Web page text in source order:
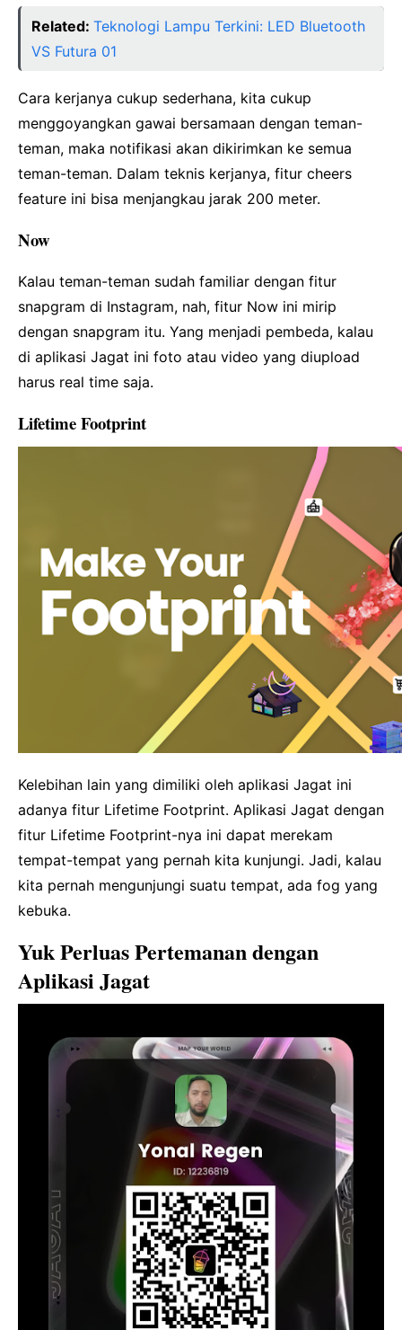
Related: Teknologi Lampu Terkini: LED Bluetooth
VS Futura 01
Cara kerjanya cukup sederhana, kita cukup
menggoyangkan gawai bersamaan dengan teman-
teman, maka notifikasi akan dikirimkan ke semua
teman-teman. Dalam teknis kerjanya, fitur cheers
feature ini bisa menjangkau jarak 200 meter.
Now
Kalau teman-teman sudah familiar dengan fitur
snapgram di Instagram, nah, fitur Now ini mirip
dengan snapgram itu. Yang menjadi pembeda, kalau
di aplikasi Jagat ini foto atau video yang diupload
harus real time saja.
Lifetime Footprint
Kelebihan lain yang dimiliki oleh aplikasi Jagat ini
adanya fitur Lifetime Footprint. Aplikasi Jagat dengan
fitur Lifetime Footprint-nya ini dapat merekam
tempat-tempat yang pernah kita kunjungi. Jadi, kalau
kita pernah mengunjungi suatu tempat, ada fog yang
kebuka.
Yuk Perluas Pertemanan dengan
Aplikasi Jagat